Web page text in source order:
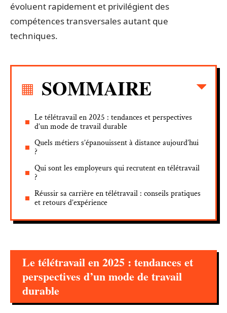
évoluent rapidement et privilégient des
compétences transversales autant que
techniques.
SOMMAIRE
Le télétravail en 2025 : tendances et perspectives
d’un mode de travail durable
Quels métiers s’épanouissent à distance aujourd’hui
?
Qui sont les employeurs qui recrutent en télétravail
?
Réussir sa carrière en télétravail : conseils pratiques
et retours d’expérience
Le télétravail en 2025 : tendances et
perspectives d’un mode de travail
durable